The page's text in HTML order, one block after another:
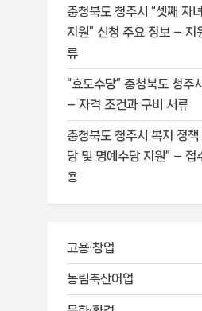
충청북도 청주시 “셋째 자
지원” 신청 주요 정보 – 지
류
“효도수당” 충청북도 청주
– 자격 조건과 구비 서류
충청북도 청주시 복지 정
당 및 명예수당 지원” – 접
용
고용·창업
농림축산어업